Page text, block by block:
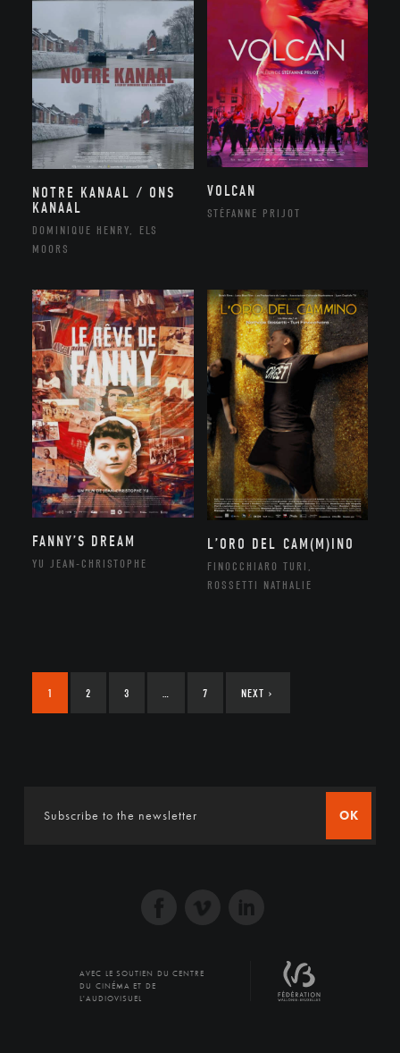
NOTRE KANAAL / ONS
KANAAL
DOMINIQUE HENRY, ELS
MOORS
VOLCAN
STÉFANNE PRIJOT
FANNY’S DREAM
YU JEAN-CHRISTOPHE
L’ORO DEL CAM(M)INO
FINOCCHIARO TURI,
ROSSETTI NATHALIE
1 2 3 7 NEXT ›
OK
AVEC LE SOUTIEN DU CENTRE
DU CINÉMA ET DE
L'AUDIOVISUEL